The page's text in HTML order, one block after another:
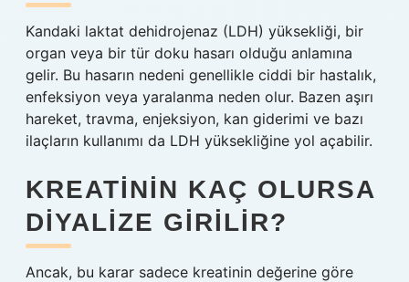
Kandaki laktat dehidrojenaz (LDH) yüksekliği, bir
organ veya bir tür doku hasarı olduğu anlamına
gelir. Bu hasarın nedeni genellikle ciddi bir hastalık,
enfeksiyon veya yaralanma neden olur. Bazen aşırı
hareket, travma, enjeksiyon, kan giderimi ve bazı
ilaçların kullanımı da LDH yüksekliğine yol açabilir.
KREATININ KAÇ OLURSA
DIYALIZE GIRILIR?
Ancak, bu karar sadece kreatinin değerine göre